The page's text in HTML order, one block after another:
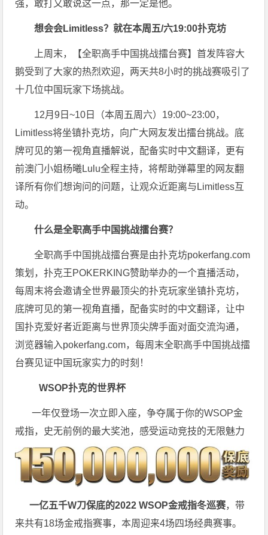
强，敢打又敢说这一点，那一定是他。
想会会Limitless？就在本周五/六19:00扑克坊
上周末，【全职高手中国挑战擂台赛】首发阵容大
鹅受到了大家的热烈欢迎，两天共8小时的挑战赛吸引了
十几位中国玩家下场挑战。
12月9日~10日（本周五周六）19:00~23:00，
Limitless将坐镇扑克坊，向广大网友发出擂台挑战。底
牌可见的第一视角直播解说，配备实时中文翻译，更有
前澳门小姐杨曦Lulu全程主持，将帮助弹幕里的网友翻
译所有你们想询问的问题，让观众近距离与Limitless互
动。
什么是全职高手中国挑战擂台赛？
全职高手中国挑战擂台赛是由扑克坊pokerfang.com
策划，扑克王POKERKING赞助举办的一个直播活动，
每周末将会邀请全世界最顶尖的扑克玩家坐镇扑克坊，
底牌可见的第一视角直播，配备实时的中文翻译，让中
国扑克爱好者近距离与世界顶尖牌手面对面交流沟通，
浏览器输入pokerfang.com，每周末全职高手中国挑战擂
台赛见证中国玩家实力的时刻！
WSOP扑克的世界杯
一年仅登场一次立即入座，争夺属于你的WSOP金
戒指，史无前例的最大奖池，感受运动竞技的无限魅力
一亿五千W刀保底的2022 WSOP金戒指冬巡赛，带
来共有18场金戒指赛事，本周迎来4场四场经典赛事。